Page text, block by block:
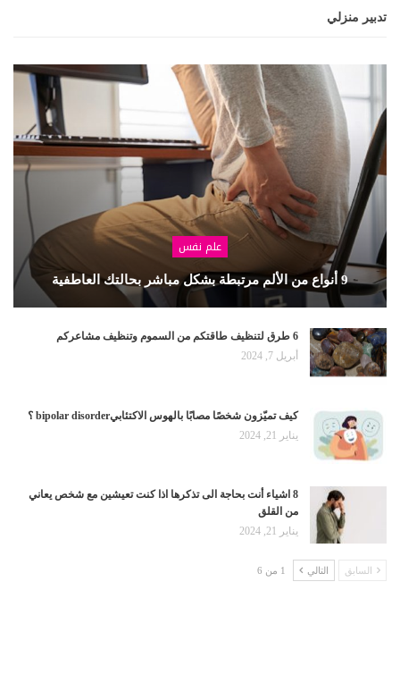
تدبير منزلي
علم نفس
9 أنواع من الألم مرتبطة بشكل مباشر بحالتك العاطفية
6 طرق لتنظيف طاقتكم من السموم وتنظيف مشاعركم
أبريل 7, 2024
كيف تميّزون شخصًا مصابًا بالهوس الاكتئابيbipolar disorder ؟
يناير 21, 2024
8 اشياء أنت بحاجة الى تذكرها اذا كنت تعيشين مع شخص يعاني
من القلق
يناير 21, 2024
السابق التالي 1 من 6